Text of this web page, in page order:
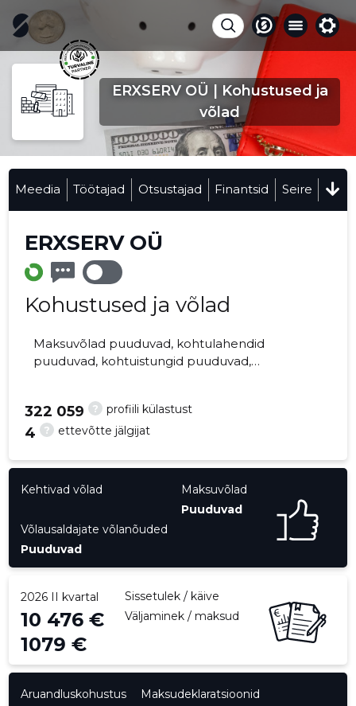
ERXSERV OÜ | Kohustused ja
võlad
Meedia Töötajad Otsustajad Finantsid Seire
ERXSERV OÜ
Kohustused ja võlad
Maksuvõlad puuduvad, kohtulahendid
puuduvad, kohtuistungid puuduvad,
5232526
? profiili külastust
322 059
? ettevõtte jälgijat
4
Kehtivad võlad
Maksuvõlad
Puuduvad
Võlausaldajate võlanõuded
Puuduvad
2026 II kvartal Sissetulek / käive
10 476 € Väljaminek / maksud
1079 €
Aruandluskohustus
Maksudeklaratsioonid